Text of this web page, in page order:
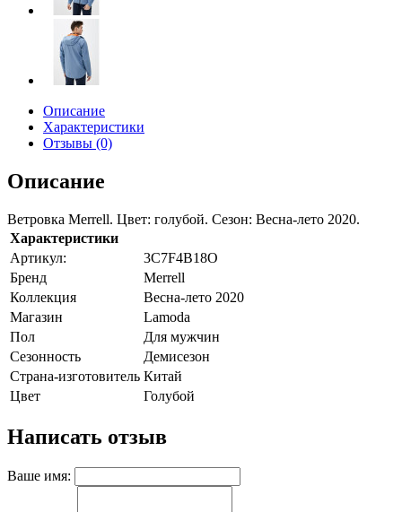
Описание
Характеристики
Отзывы (0)
Описание
Ветровка Merrell. Цвет: голубой. Сезон: Весна-лето 2020.
Характеристики
Артикул:
3C7F4B18О
Бренд
Merrell
Коллекция
Весна-лето 2020
Магазин
Lamoda
Пол
Для мужчин
Сезонность
Демисезон
Страна-изготовитель Китай
Цвет
Голубой
Написать отзыв
Ваше имя: